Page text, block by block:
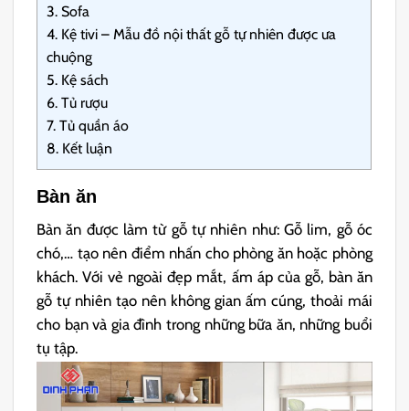
3. Sofa
4. Kệ tivi – Mẫu đồ nội thất gỗ tự nhiên được ưa
chuộng
5. Kệ sách
6. Tủ rượu
7. Tủ quần áo
8. Kết luận
Bàn ăn
Bàn ăn được làm từ gỗ tự nhiên như: Gỗ lim, gỗ óc
chó,… tạo nên điểm nhấn cho phòng ăn hoặc phòng
khách. Với vẻ ngoài đẹp mắt, ấm áp của gỗ, bàn ăn
gỗ tự nhiên tạo nên không gian ấm cúng, thoải mái
cho bạn và gia đình trong những bữa ăn, những buổi
tụ tập.